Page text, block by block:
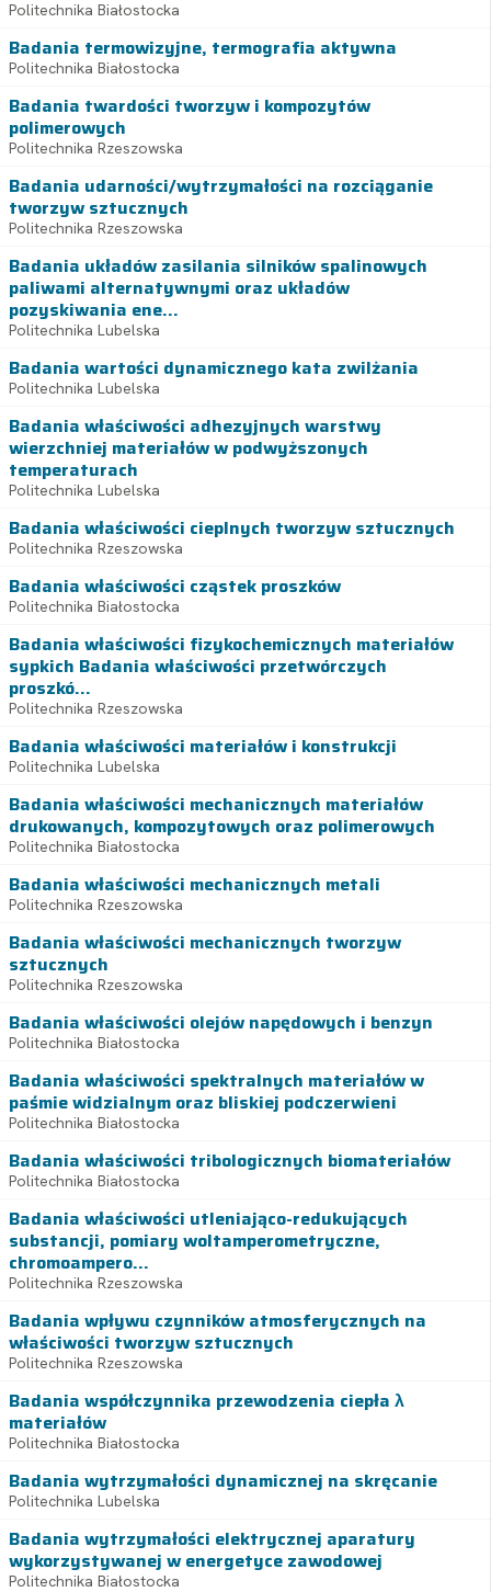
Politechnika Białostocka
Badania termowizyjne, termografia aktywna
Politechnika Białostocka
Badania twardości tworzyw i kompozytów
polimerowych
Politechnika Rzeszowska
Badania udarności/wytrzymałości na rozciąganie
tworzyw sztucznych
Politechnika Rzeszowska
Badania układów zasilania silników spalinowych
paliwami alternatywnymi oraz układów
pozyskiwania ene...
Politechnika Lubelska
Badania wartości dynamicznego kata zwilżania
Politechnika Lubelska
Badania właściwości adhezyjnych warstwy
wierzchniej materiałów w podwyższonych
temperaturach
Politechnika Lubelska
Badania właściwości cieplnych tworzyw sztucznych
Politechnika Rzeszowska
Badania właściwości cząstek proszków
Politechnika Białostocka
Badania właściwości fizykochemicznych materiałów
sypkich Badania właściwości przetwórczych
proszkó...
Politechnika Rzeszowska
Badania właściwości materiałów i konstrukcji
Politechnika Lubelska
Badania właściwości mechanicznych materiałów
drukowanych, kompozytowych oraz polimerowych
Politechnika Białostocka
Badania właściwości mechanicznych metali
Politechnika Rzeszowska
Badania właściwości mechanicznych tworzyw
sztucznych
Politechnika Rzeszowska
Badania właściwości olejów napędowych i benzyn
Politechnika Białostocka
Badania właściwości spektralnych materiałów w
paśmie widzialnym oraz bliskiej podczerwieni
Politechnika Białostocka
Badania właściwości tribologicznych biomateriałów
Politechnika Białostocka
Badania właściwości utleniająco-redukujących
substancji, pomiary woltamperometryczne,
chromoampero...
Politechnika Rzeszowska
Badania wpływu czynników atmosferycznych na
właściwości tworzyw sztucznych
Politechnika Rzeszowska
Badania współczynnika przewodzenia ciepła λ
materiałów
Politechnika Białostocka
Badania wytrzymałości dynamicznej na skręcanie
Politechnika Lubelska
Badania wytrzymałości elektrycznej aparatury
wykorzystywanej w energetyce zawodowej
Politechnika Białostocka